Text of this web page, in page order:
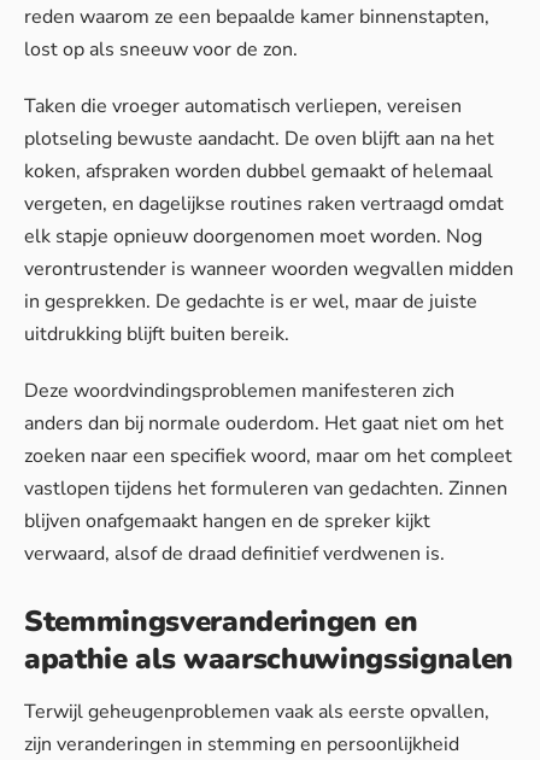
reden waarom ze een bepaalde kamer binnenstapten,
lost op als sneeuw voor de zon.
Taken die vroeger automatisch verliepen, vereisen
plotseling bewuste aandacht. De oven blijft aan na het
koken, afspraken worden dubbel gemaakt of helemaal
vergeten, en dagelijkse routines raken vertraagd omdat
elk stapje opnieuw doorgenomen moet worden. Nog
verontrustender is wanneer woorden wegvallen midden
in gesprekken. De gedachte is er wel, maar de juiste
uitdrukking blijft buiten bereik.
Deze woordvindingsproblemen manifesteren zich
anders dan bij normale ouderdom. Het gaat niet om het
zoeken naar een specifiek woord, maar om het compleet
vastlopen tijdens het formuleren van gedachten. Zinnen
blijven onafgemaakt hangen en de spreker kijkt
verwaard, alsof de draad definitief verdwenen is.
Stemmingsveranderingen en
apathie als waarschuwingssignalen
Terwijl geheugenproblemen vaak als eerste opvallen,
zijn veranderingen in stemming en persoonlijkheid